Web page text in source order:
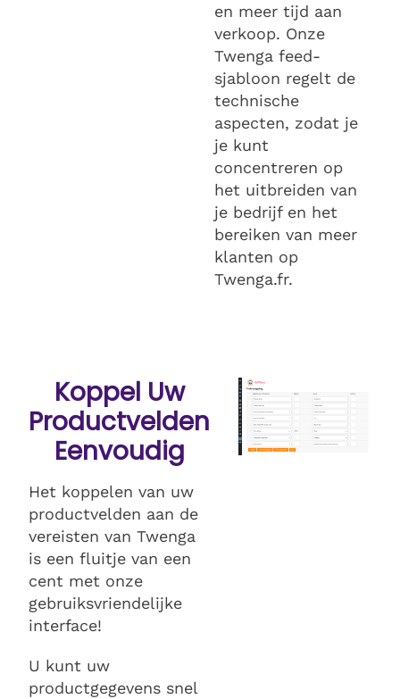
en meer tijd aan
verkoop. Onze
Twenga feed-
sjabloon regelt de
technische
aspecten, zodat je
je kunt
concentreren op
het uitbreiden van
je bedrijf en het
bereiken van meer
klanten op
Twenga.fr.
Koppel Uw
Productvelden
Eenvoudig
Het koppelen van uw
productvelden aan de
vereisten van Twenga
is een fluitje van een
cent met onze
gebruiksvriendelijke
interface!
U kunt uw
productgegevens snel